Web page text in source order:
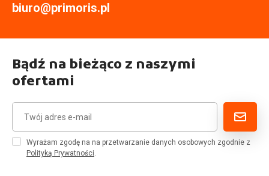
biuro@primoris.pl
Bądź na bieżąco z naszymi
ofertami
Wyrażam zgodę na na przetwarzanie danych osobowych zgodnie z
Polityką Prywatności.